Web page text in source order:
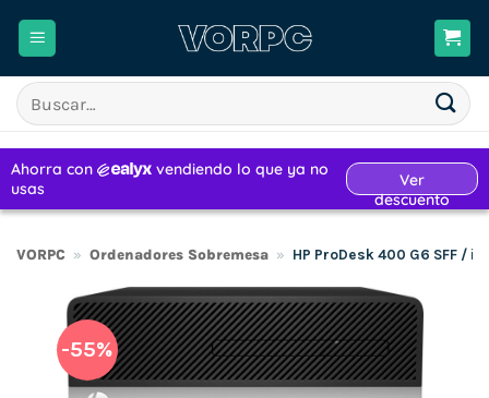
Buscar
por:
VORPC » Ordenadores Sobremesa » HP ProDesk 400 G6 SFF /
-55%